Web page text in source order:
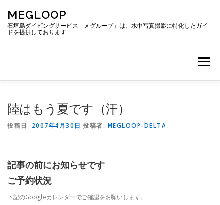
ッ
MEGLOOP
石垣島ダイビングサービス「メグループ」は、水中写真撮影に特化したガイ
ドを提供しております
メニュー
陸はもう夏です（汗）
投稿日: 2007年4月30日 投稿者: MEGLOOP-DELTA
記事の前にお知らせです
ご予約状況
下記のGoogleカレンダーでご確認をお願いします。